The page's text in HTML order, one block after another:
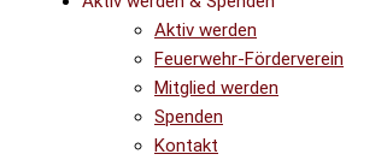
Aktiv werden
Feuerwehr-Förderverein
Mitglied werden
Spenden
Kontakt